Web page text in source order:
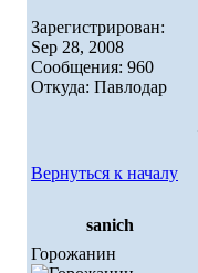
Зарегистрирован:
Sep 28, 2008
Сообщения: 960
Откуда: Павлодар
Вернуться к началу
sanich
Горожанин